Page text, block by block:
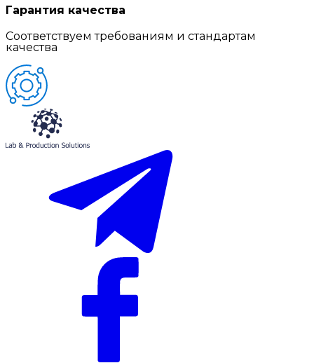
Гарантия качества
Соответствуем требованиям и стандартам
качества